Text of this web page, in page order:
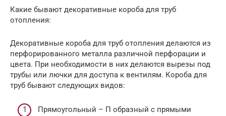
Какие бывают декоративные короба для труб
отопления:
Декоративные короба для труб отопления делаются из
перфорированного металла различной перфорации и
цвета. При необходимости в них делаются вырезы под
трубы или лючки для доступа к вентилям. Короба для
труб бывают следующих видов:
Прямоугольный – П образный с прямыми